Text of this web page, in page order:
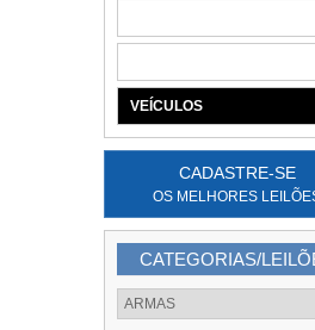
VEÍCULOS
CADASTRE-SE
OS MELHORES
CATEGORIAS/
ARMAS